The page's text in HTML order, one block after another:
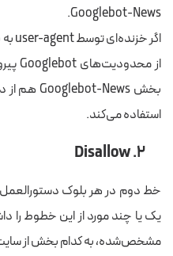
Googlebot-News.
استفاده می‌کند.
۲. Disallow
یک یا چند مورد از این خطوط را
مشخص‌شده، به کدام بخش از